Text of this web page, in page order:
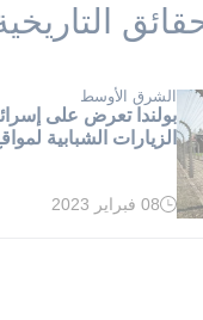
الشرق الأوسط
بولندا تعرض على
الزيارات الشبابية
وقت
08 فبراير 2023